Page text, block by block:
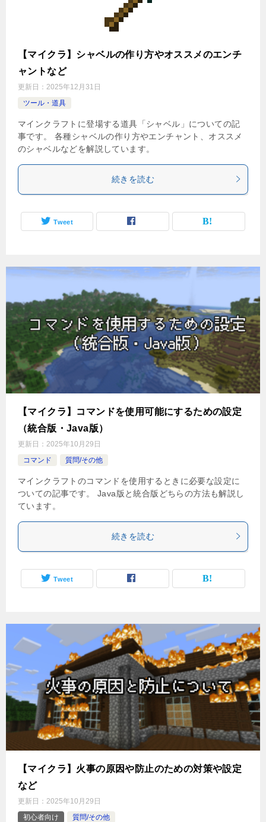
【マイクラ】シャベルの作り方やオススメのエンチ
ャントなど
更新日： 2025年12月31日
ツール・道具
マインクラフトに登場する道具「シャベル」についての記
事です。 各種シャベルの作り方やエンチャント、オススメ
のシャベルなどを解説しています。
続きを読む
Tweet
【マイクラ】コマンドを使用可能にするための設定
（統合版・Java版）
更新日： 2025年10月29日
コマンド
質問/その他
マインクラフトのコマンドを使用するときに必要な設定に
ついての記事です。 Java版と統合版どちらの方法も解説し
ています。
続きを読む
Tweet
【マイクラ】火事の原因や防止のための対策や設定
など
更新日： 2025年10月29日
初心者向け
質問/その他